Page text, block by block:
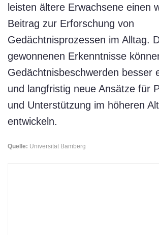
leisten ältere Erwachsene einen
Beitrag zur Erforschung von
Gedächtnisprozessen im Alltag.
gewonnenen Erkenntnisse
Gedächtnisbeschwerden besser
und langfristig neue Ansätze für
und Unterstützung im höheren
entwickeln.
Quelle: Universität Bamberg